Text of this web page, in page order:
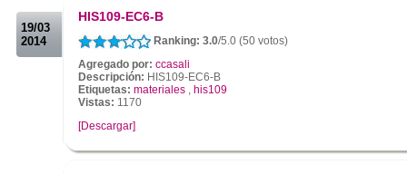
19/03
2014
HIS109-EC6-B
Ranking: 3.0/5.0 (50 votos)
Agregado por: ccasali
Descripción: HIS109-EC6-B
Etiquetas: materiales
his109
Vistas: 1170
[Descargar]